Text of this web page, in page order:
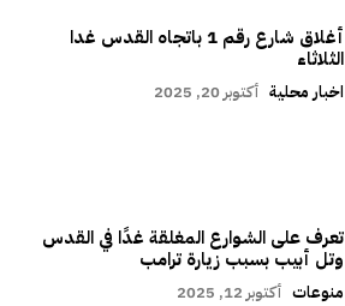
أغلاق شارع رقم 1 باتجاه القدس غدا
الثلاثاء
اخبار محلية أكتوبر 20, 2025
تعرف على الشوارع المغلقة غدًا في القدس
وتل أبيب بسبب زيارة ترامب
منوعات أكتوبر 12, 2025